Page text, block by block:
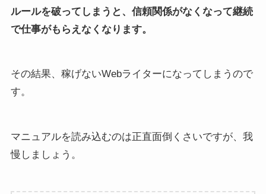
ルールを破ってしまうと、信頼関係がなくなって継続
で仕事がもらえなくなります。
その結果、稼げないWebライターになってしまうので
す。
マニュアルを読み込むのは正直面倒くさいですが、我
慢しましょう。